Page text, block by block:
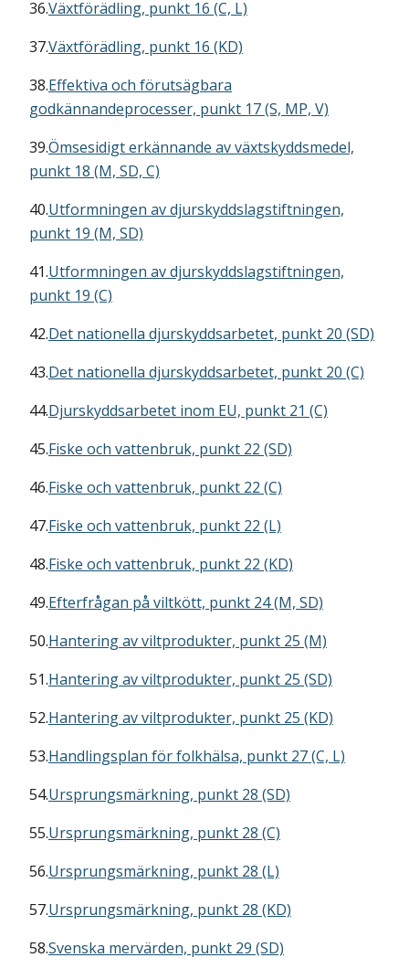
36.Växtförädling, punkt 16 (C, L)
37.Växtförädling, punkt 16 (KD)
38.Effektiva och förutsägbara
godkännandeprocesser, punkt 17 (S, MP, V)
39.Ömsesidigt erkännande av växtskyddsmedel,
punkt 18 (M, SD, C)
40.Utformningen av djurskyddslagstiftningen,
punkt 19 (M, SD)
41.Utformningen av djurskyddslagstiftningen,
punkt 19 (C)
42.Det nationella djurskyddsarbetet, punkt 20 (SD)
43.Det nationella djurskyddsarbetet, punkt 20 (C)
44.Djurskyddsarbetet inom EU, punkt 21 (C)
45.Fiske och vattenbruk, punkt 22 (SD)
46.Fiske och vattenbruk, punkt 22 (C)
47.Fiske och vattenbruk, punkt 22 (L)
48.Fiske och vattenbruk, punkt 22 (KD)
49.Efterfrågan på viltkött, punkt 24 (M, SD)
50.Hantering av viltprodukter, punkt 25 (M)
51.Hantering av viltprodukter, punkt 25 (SD)
52.Hantering av viltprodukter, punkt 25 (KD)
53.Handlingsplan för folkhälsa, punkt 27 (C, L)
54.Ursprungsmärkning, punkt 28 (SD)
55.Ursprungsmärkning, punkt 28 (C)
56.Ursprungsmärkning, punkt 28 (L)
57.Ursprungsmärkning, punkt 28 (KD)
58.Svenska mervärden, punkt 29 (SD)